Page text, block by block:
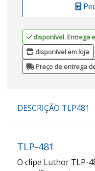
disponível. Entrega
disponível em loja
Preço de entrega
DESCRIÇÃO TLP481
TLP-481
O clipe Luthor TLP-